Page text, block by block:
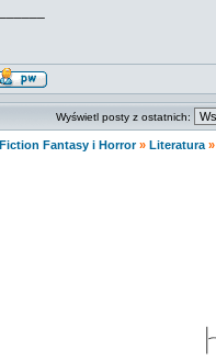
Wyświetl posty z ostatnich:
Fantasy i Horror» Literatura